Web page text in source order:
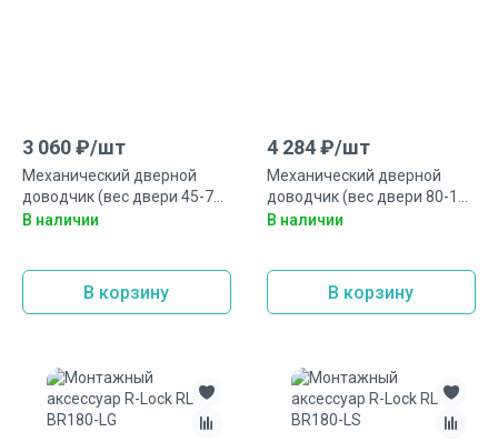
3 060₽/шт
Механический дверной
доводчик (вес двери 45-75
кг) RL-DCM-EN4-00S R-Lock
В наличии
В корзину
4 284₽/шт
Механический дверной
доводчик (вес двери 80-110
кг) RL-DCM-EN5-00S R-Lock
В наличии
В корзину